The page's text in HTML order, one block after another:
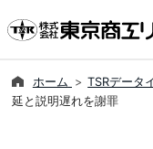
ホーム TSRデータ
延と説明遅れを謝罪